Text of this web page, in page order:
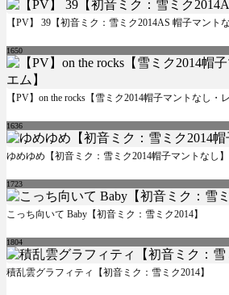
【PV】 39【初音ミク：雪ミク2014AS 帽子マントな
1650
【PV】on the rocks【雪ミク2014帽子マントなし・
1636
ゆめゆめ【初音ミク：雪ミク2014帽子マントなし】
1723
こっち向いて Baby【初音ミク：雪ミク2014】
1804
積乱雲グラフィティ【初音ミク：雪ミク2014】